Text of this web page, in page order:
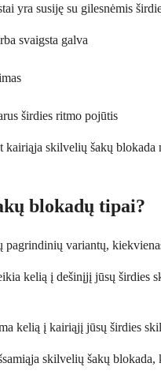
yra susiję su gilesnėmis
svaigsta galva
širdies ritmo pojūtis
kairiąja skilvelių šakų
blokadų tipai?
variantų,
kelią į dešinįjį jūsų širdies
kelią į kairiąjį jūsų širdies
skilvelių šakų